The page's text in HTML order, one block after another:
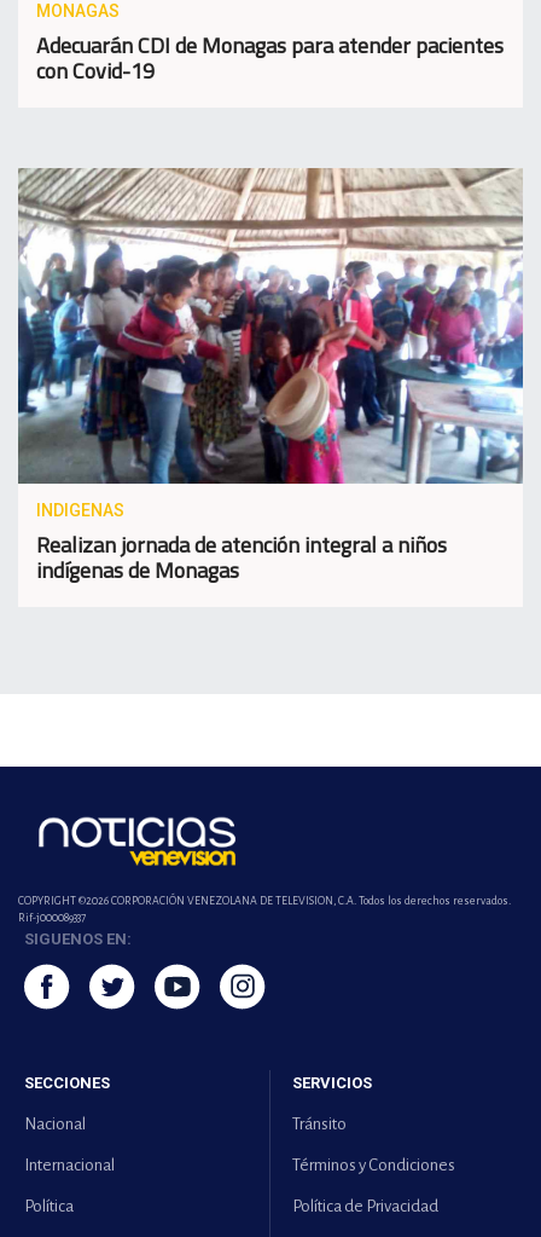
MONAGAS
Adecuarán CDI de Monagas para atender pacientes
con Covid-19
INDIGENAS
Realizan jornada de atención integral a niños
indígenas de Monagas
COPYRIGHT ©2026 CORPORACIÓN VENEZOLANA DE TELEVISION, C.A. Todos los derechos reservados.
Rif-j000089337
SIGUENOS EN:
SECCIONES
Nacional
Internacional
Política
SERVICIOS
Tránsito
Términos y Condiciones
Política de Privacidad